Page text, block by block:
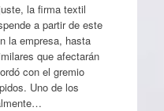
la firma textil
a partir de este
la empresa, hasta
que afectarán
con el gremio
Uno de los